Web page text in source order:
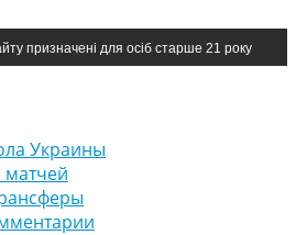
призначені для осіб старше 21 року
Украины